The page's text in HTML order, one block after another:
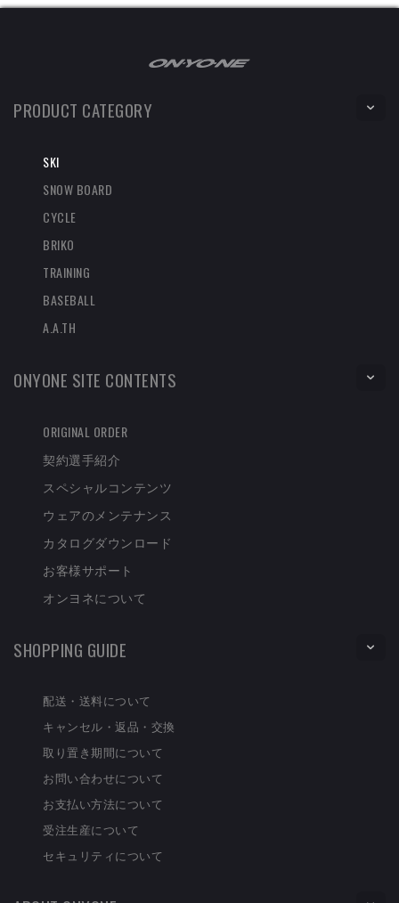
PRODUCT CATEGORY
SKI
SNOW BOARD
CYCLE
BRIKO
TRAINING
BASEBALL
A.A.TH
ONYONE SITE CONTENTS
ORIGINAL ORDER
契約選手紹介
スペシャルコンテンツ
ウェアのメンテナンス
カタログダウンロード
お客様サポート
オンヨネについて
SHOPPING GUIDE
配送・送料について
キャンセル・返品・交換
取り置き期間について
お問い合わせについて
お支払い方法について
受注生産について
セキュリティについて